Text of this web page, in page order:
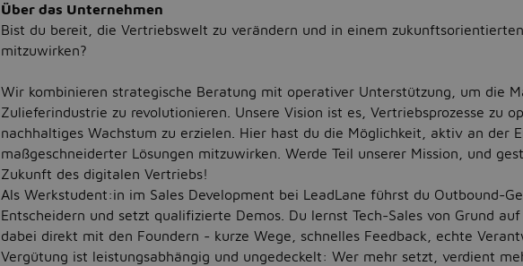
Über das Unternehmen
Bist du bereit, die Vertriebswelt zu verändern und in einem
mitzuwirken?
Wir kombinieren strategische Beratung mit operativer Unterstützung, um die
Zulieferindustrie zu revolutionieren. Unsere Vision ist es, Vertriebsprozesse zu
nachhaltiges Wachstum zu erzielen. Hier hast du die Möglichkeit, aktiv an der
maßgeschneiderter Lösungen mitzuwirken. Werde Teil unserer Mission, und
Zukunft des digitalen Vertriebs!
Als Werkstudent:in im Sales Development bei LeadLane führst du Outbound-
Entscheidern und setzt qualifizierte Demos. Du lernst Tech-Sales von Grund
dabei direkt mit den Foundern - kurze Wege, schnelles Feedback, echte
Vergütung ist leistungsabhängig und ungedeckelt: Wer mehr setzt, verdient